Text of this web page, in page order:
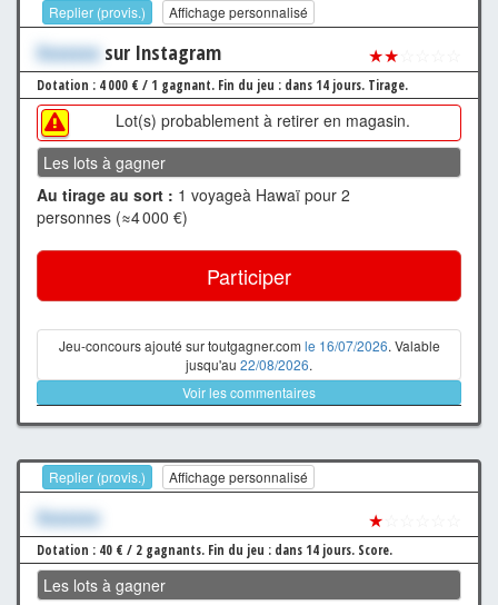
Replier (provis.) Affichage personnalisé
Xxxxxxx sur Instagram ★★
Dotation : 4 000 € / 1 gagnant. Fin du jeu : dans 14 jours. Tirage.
Lot(s) probablement à retirer en magasin.
Les lots à gagner
Au tirage au sort : 1 voyageà Hawaï pour 2
personnes (≈4 000 €)
Participer
Jeu-concours ajouté sur toutgagner.com le 16/07/2026. Valable
jusqu'au 22/08/2026.
Voir les commentaires
Replier (provis.) Affichage personnalisé
Xxxxxxx ★
Dotation : 40 € / 2 gagnants. Fin du jeu : dans 14 jours. Score.
Les lots à gagner